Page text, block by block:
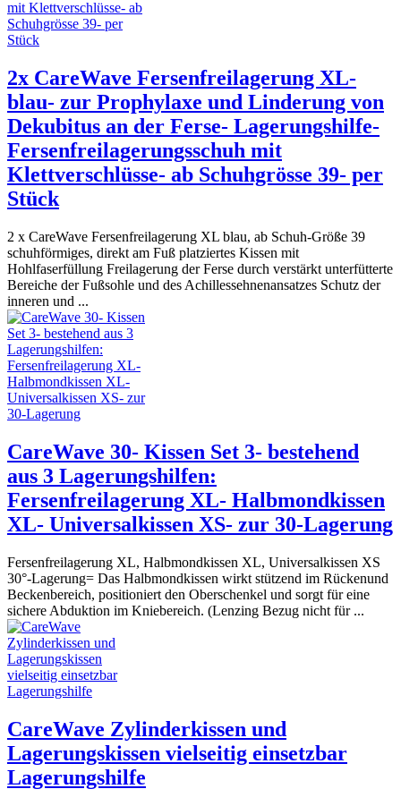
2x CareWave Fersenfreilagerung XL-
blau- zur Prophylaxe und Linderung von
Dekubitus an der Ferse- Lagerungshilfe-
Fersenfreilagerungsschuh mit
Klettverschlüsse- ab Schuhgrösse 39- per
Stück
2 x CareWave Fersenfreilagerung XL blau, ab Schuh-Größe 39
schuhförmiges, direkt am Fuß platziertes Kissen mit
Hohlfaserfüllung Freilagerung der Ferse durch verstärkt unterfütterte
Bereiche der Fußsohle und des Achillessehnenansatzes Schutz der
inneren und ...
CareWave 30- Kissen Set 3- bestehend
aus 3 Lagerungshilfen:
Fersenfreilagerung XL- Halbmondkissen
XL- Universalkissen XS- zur 30-Lagerung
Fersenfreilagerung XL, Halbmondkissen XL, Universalkissen XS
30°-Lagerung= Das Halbmondkissen wirkt stützend im Rückenund
Beckenbereich, positioniert den Oberschenkel und sorgt für eine
sichere Abduktion im Kniebereich. (Lenzing Bezug nicht für ...
CareWave Zylinderkissen und
Lagerungskissen vielseitig einsetzbar
Lagerungshilfe